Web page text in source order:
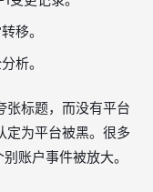
移。
析。
张标题，而没有平台
定为平台被黑。很多
账户事件被放大。